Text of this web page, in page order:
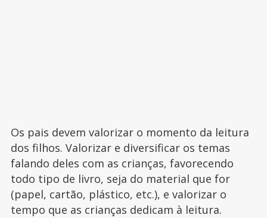
Os pais devem valorizar o momento da leitura
dos filhos. Valorizar e diversificar os temas
falando deles com as crianças, favorecendo
todo tipo de livro, seja do material que for
(papel, cartão, plástico, etc.), e valorizar o
tempo que as crianças dedicam à leitura.